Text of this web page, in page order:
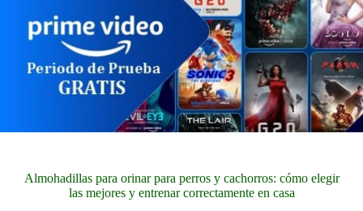
Almohadillas para orinar para perros y cachorros: cómo elegir
las mejores y entrenar correctamente en casa